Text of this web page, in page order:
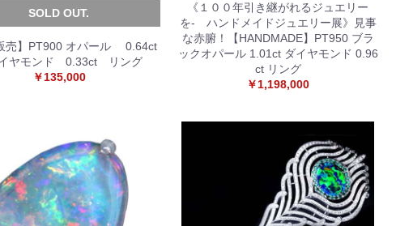
SOLD OUT.
売】PT900 オパール 0.64ct
ヤモンド 0.33ct リング
￥135,000
《１００年引き継がれるジュエリー
を- ハンドメイドジュエリー展》見事
な赤腑！【HANDMADE】PT950 ブラ
ックオパール 1.01ct ダイヤモンド 0.96
ct リング
￥1,198,000
お買い物を続ける